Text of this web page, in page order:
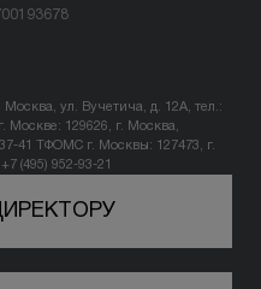
Москва, ул. Вучетича, д. 12А, тел.:
Москве: 129626, г. Москва,
41
ТФОМС г. Москвы: 127473, г.
(495) 952-93-21